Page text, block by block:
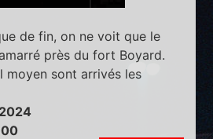
de fin, on ne voit que le
près du fort Boyard.
moyen sont arrivés les